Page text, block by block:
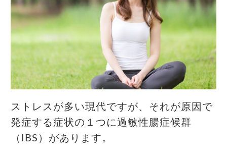
ストレスが多い現代ですが、それが原因で
発症する症状の１つに過敏性腸症候群
（IBS）があります。